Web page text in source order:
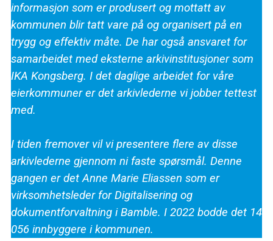
informasjon som er produsert og mottatt av
kommunen blir tatt vare på og organisert på en
trygg og effektiv måte. De har også ansvaret for
samarbeidet med eksterne arkivinstitusjoner som
IKA Kongsberg. I det daglige arbeidet for våre
eierkommuner er det arkivlederne vi jobber tettest
med.
I tiden fremover vil vi presentere flere av disse
arkivlederne gjennom ni faste spørsmål. Denne
gangen er det Anne Marie Eliassen som er
virksomhetsleder for Digitalisering og
dokumentforvaltning i Bamble. I 2022 bodde det 14
056 innbyggere i kommunen.